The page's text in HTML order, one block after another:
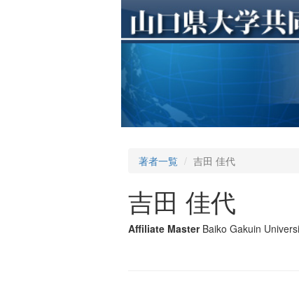
著者一覧 吉田 佳代
吉田 佳代
Affiliate Master Baiko Gakuin